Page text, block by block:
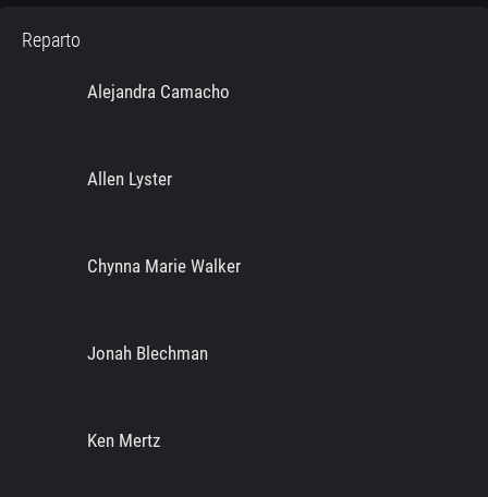
Reparto
Alejandra Camacho
Allen Lyster
Chynna Marie Walker
Jonah Blechman
Ken Mertz